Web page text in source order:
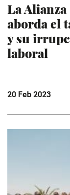
La
aborda el
y su
laboral
20 Feb 2023